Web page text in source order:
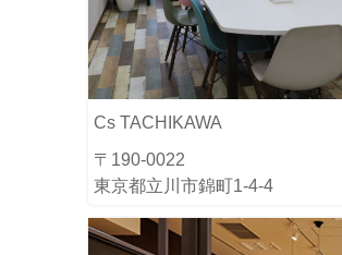
Cs TACHIKAWA
〒190-0022
東京都立川市錦町1-4-4